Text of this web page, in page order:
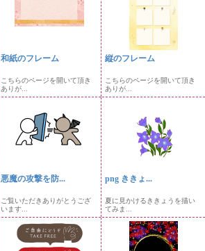
和紙のフレーム
こちらのページを開いて頂き
ありが...
縦のフレーム
こちらのページを開いて頂き
ありが...
悪魔の攻撃を防...
ご覧いただきありがとうござ
います...
png ききょ...
夏に見かけるききょうを描い
てみま...